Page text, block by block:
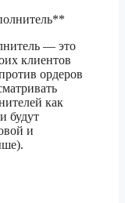
— это
клиентов
ордеров
как
будут
и